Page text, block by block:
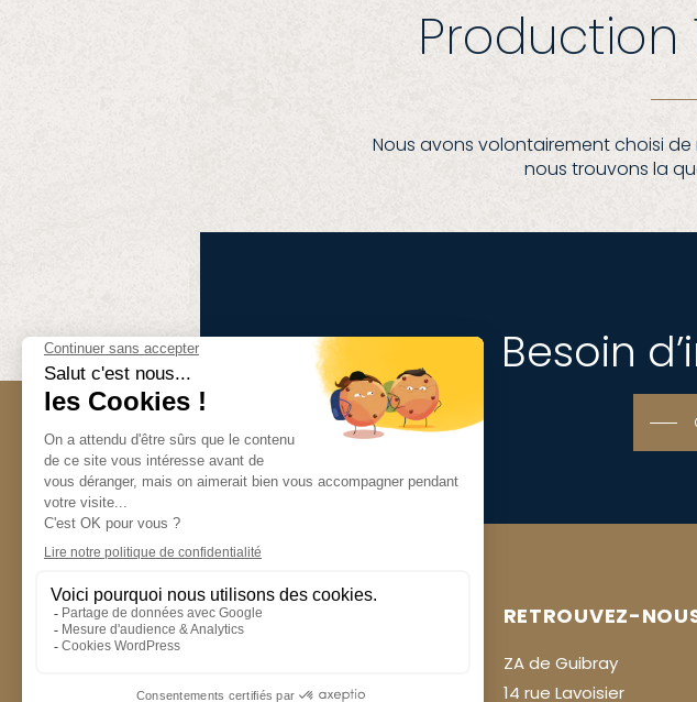
Production
Nous avons volontairement choisi
nous trouvons la
Besoin
RETROUVEZ-
ZA de Guibray
14 rue Lavoisier